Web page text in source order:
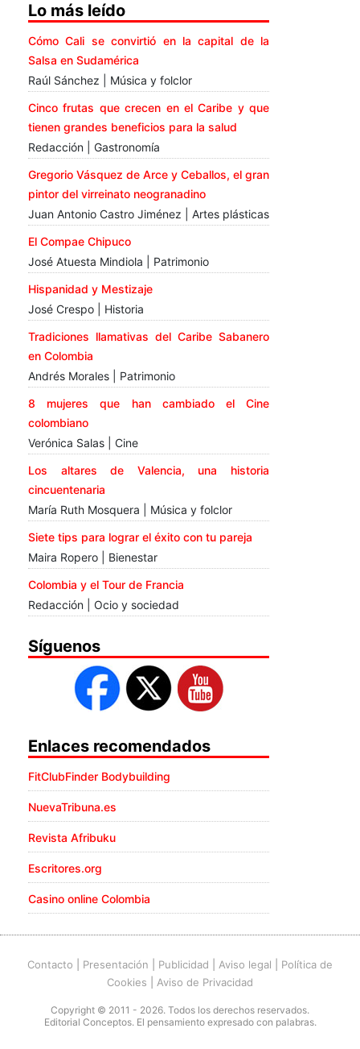
Lo más leído
Cómo Cali se convirtió en la capital de la
Salsa en Sudamérica
Raúl Sánchez | Música y folclor
Cinco frutas que crecen en el Caribe y que
tienen grandes beneficios para la salud
Redacción | Gastronomía
Gregorio Vásquez de Arce y Ceballos, el gran
pintor del virreinato neogranadino
Juan Antonio Castro Jiménez | Artes plásticas
El Compae Chipuco
José Atuesta Mindiola | Patrimonio
Hispanidad y Mestizaje
José Crespo | Historia
Tradiciones llamativas del Caribe Sabanero
en Colombia
Andrés Morales | Patrimonio
8 mujeres que han cambiado el Cine
colombiano
Verónica Salas | Cine
Los altares de Valencia, una historia
cincuentenaria
María Ruth Mosquera | Música y folclor
Siete tips para lograr el éxito con tu pareja
Maira Ropero | Bienestar
Colombia y el Tour de Francia
Redacción | Ocio y sociedad
Síguenos
Enlaces recomendados
FitClubFinder Bodybuilding
NuevaTribuna.es
Revista Afribuku
Escritores.org
Casino online Colombia
Contacto Presentación Publicidad Aviso legal
Política de
Cookies
Aviso de Privacidad
Copyright © 2011 - 2026. Todos los derechos reservados.
Editorial Conceptos. El pensamiento expresado con palabras.